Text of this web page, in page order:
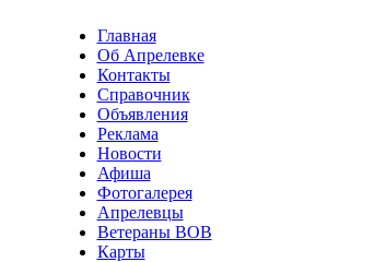
Главная
Об Апрелевке
Контакты
Справочник
Объявления
Реклама
Новости
Афиша
Фотогалерея
Апрелевцы
Ветераны ВОВ
Карты